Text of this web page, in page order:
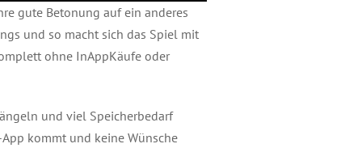
gute Betonung auf ein anderes
und so macht sich das Spiel mit
ohne InAppKäufe oder
und viel Speicherbedarf
kommt und keine Wünsche